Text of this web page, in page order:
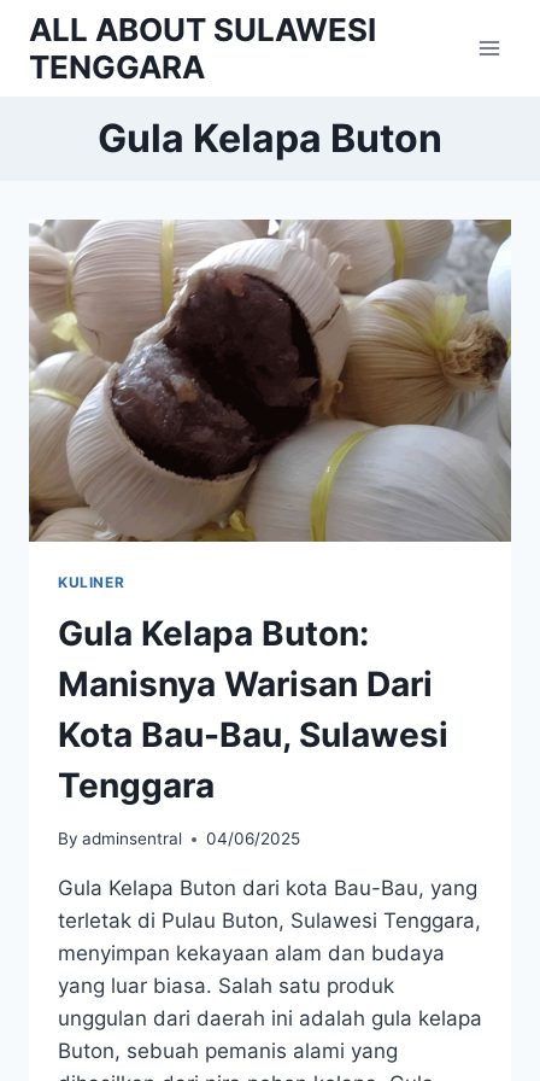
Skip
content
ALL ABOUT SULAWESI
TENGGARA
Gula Kelapa Buton
KULINER
Gula Kelapa Buton:
Manisnya Warisan Dari
Kota Bau-Bau, Sulawesi
Tenggara
By adminsentral 04/06/2025
Gula Kelapa Buton dari kota Bau-Bau, yang
terletak di Pulau Buton, Sulawesi Tenggara,
menyimpan kekayaan alam dan budaya
yang luar biasa. Salah satu produk
unggulan dari daerah ini adalah gula kelapa
Buton, sebuah pemanis alami yang